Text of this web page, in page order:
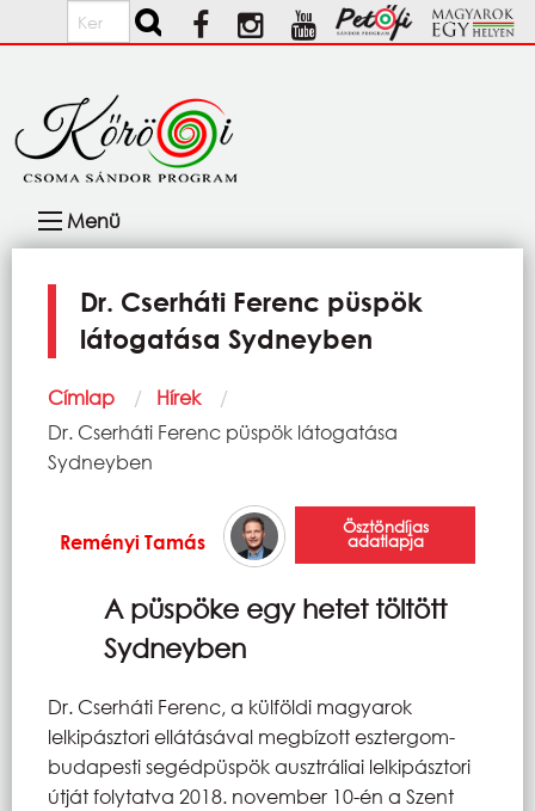
Ugrás a tartalomra
Keresés
navigáció
Menü
Dr. Cserháti Ferenc püspök
látogatása Sydneyben
Morzsa
Címlap
Hírek
Current:
Dr. Cserháti Ferenc püspök látogatása
Sydneyben
Reményi Tamás
Ösztöndíjas
adatlapja
A püspöke egy hetet töltött
Sydneyben
Dr. Cserháti Ferenc, a külföldi magyarok
lelkipásztori ellátásával megbízott esztergom-
budapesti segédpüspök ausztráliai lelkipásztori
útját folytatva 2018. november 10-én a Szent